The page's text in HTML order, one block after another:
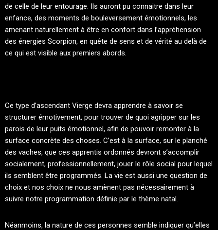
de celle de leur entourage. Ils auront pu connaitre dans leur
enfance, des moments de bouleversement émotionnels, les
amenant naturellement à être en confort dans l’appréhension
des énergies Scorpion, en quête de sens et de vérité au delà de
ce qui est visible aux premiers abords.
Ce type d’ascendant Vierge devra apprendre à savoir se
structurer émotivement, pour trouver de quoi agripper sur les
parois de leur puits émotionnel, afin de pouvoir remonter à la
surface concrète des choses. C’est à la surface, sur le planché
des vaches, que ces apprentis ordonnés devront s’accomplir
socialement, professionnellement, jouer le rôle social pour lequel
ils semblent être programmés. La vie est aussi une question de
choix et nos choix ne nous amènent pas nécessairement à
suivre notre programmation définie par le thème natal.
Néanmoins, la nature de ces personnes semble indiquer qu’elles